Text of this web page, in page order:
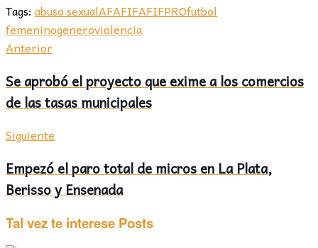
Tags: abuso sexualAFAFIFAFIFPROfutbol
femeninogeneroviolencia
Anterior
Se aprobó el proyecto que exime a los comercios
de las tasas municipales
Siguiente
Empezó el paro total de micros en La Plata,
Berisso y Ensenada
Tal vez te interese Posts